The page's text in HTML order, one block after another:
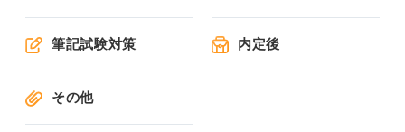
筆記試験対策 内定後
その他